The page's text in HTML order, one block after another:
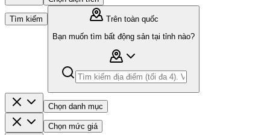
Tìm kiếm
Trên toàn quốc
Bạn muốn tìm bất động sản tại tỉnh nào?
Chọn danh mục
Chọn mức giá